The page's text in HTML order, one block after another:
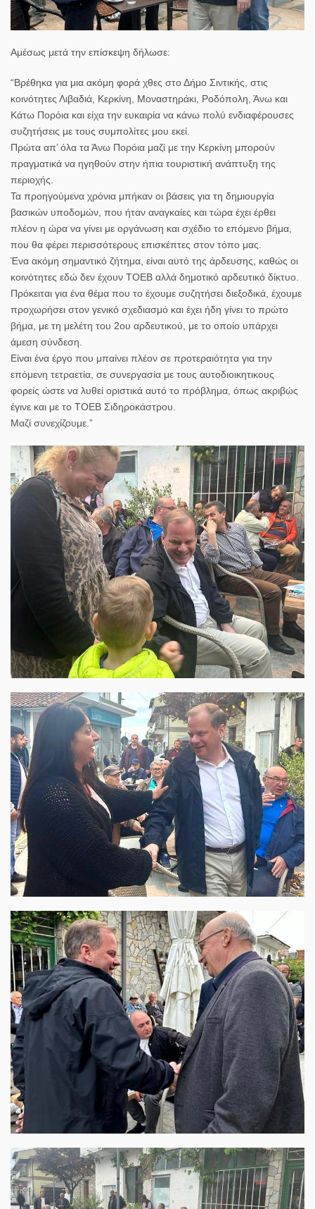
Αμέσως μετά την επίσκεψη δήλωσε:
“Βρέθηκα για μια ακόμη φορά χθες στο Δήμο Σιντικής, στις
κοινότητες Λιβαδιά, Κερκίνη, Μοναστηράκι, Ροδόπολη, Άνω και
Κάτω Πορόια και είχα την ευκαιρία να κάνω πολύ ενδιαφέρουσες
συζητήσεις με τους συμπολίτες μου εκεί.
Πρώτα απ’ όλα τα Άνω Πορόια μαζί με την Κερκίνη μπορούν
πραγματικά να ηγηθούν στην ήπια τουριστική ανάπτυξη της
περιοχής.
Τα προηγούμενα χρόνια μπήκαν οι βάσεις για τη δημιουργία
βασικών υποδομών, που ήταν αναγκαίες και τώρα έχει έρθει
πλέον η ώρα να γίνει με οργάνωση και σχέδιο το επόμενο βήμα,
που θα φέρει περισσότερους επισκέπτες στον τόπο μας.
Ένα ακόμη σημαντικό ζήτημα, είναι αυτό της άρδευσης, καθώς οι
κοινότητες εδώ δεν έχουν ΤΟΕΒ αλλά δημοτικό αρδευτικό δίκτυο.
Πρόκειται για ένα θέμα που το έχουμε συζητήσει διεξοδικά, έχουμε
προχωρήσει στον γενικό σχεδιασμό και έχει ήδη γίνει το πρώτο
βήμα, με τη μελέτη του 2ου αρδευτικού, με το οποίο υπάρχει
άμεση σύνδεση.
Είναι ένα έργο που μπαίνει πλέον σε προτεραιότητα για την
επόμενη τετραετία, σε συνεργασία με τους αυτοδιοικητικους
φορείς ώστε να λυθεί οριστικά αυτό το πρόβλημα, όπως ακριβώς
έγινε και με το ΤΟΕΒ Σιδηροκάστρου.
Μαζί συνεχίζουμε.”